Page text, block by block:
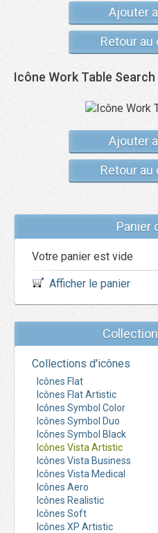
Ajouter
Retour au
Icône Work Table Search
Ajouter
Retour au
Panier
Votre panier est vide
Afficher le panier
Collections d'icônes
Icônes Flat
Icônes Flat Artistic
Icônes Symbol Color
Icônes Symbol Duo
Icônes Symbol Black
Icônes Vista Artistic
Icônes Vista Business
Icônes Vista Medical
Icônes Aero
Icônes Realistic
Icônes Soft
Icônes XP Artistic